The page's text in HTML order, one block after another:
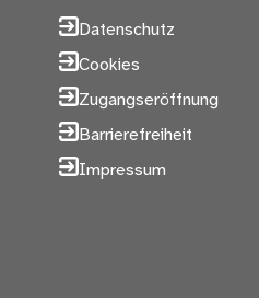
Datenschutz
Cookies
Zugangseröffnung
Barrierefreiheit
Impressum